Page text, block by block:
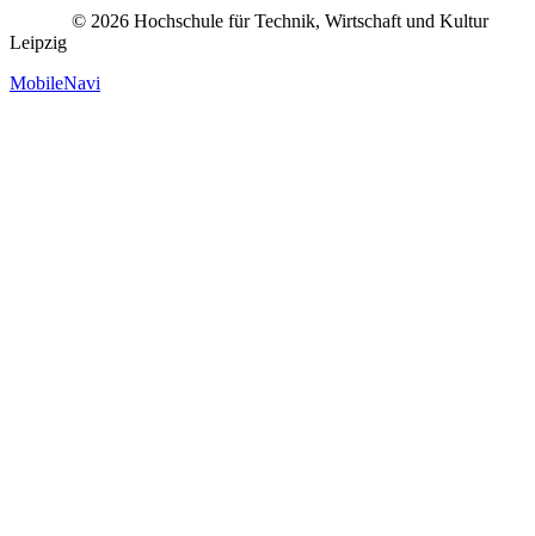
© 2026 Hochschule für Technik, Wirtschaft und Kultur
Leipzig
MobileNavi